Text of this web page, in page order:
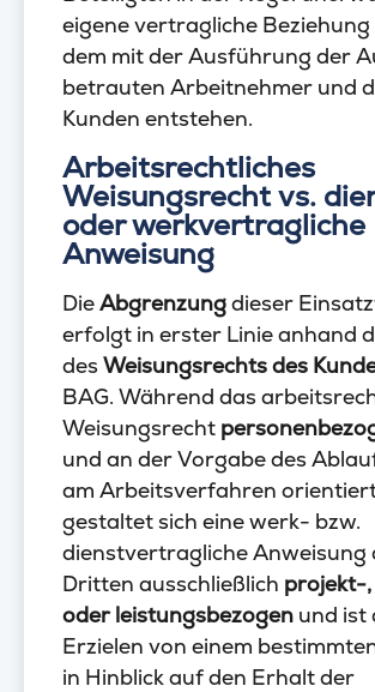
eigene vertragliche Beziehung
dem mit der Ausführung der
betrauten Arbeitnehmer und
Kunden entstehen.
Arbeitsrechtliches
Weisungsrecht vs.
oder werkvertragliche
Anweisung
DieAbgrenzungdieser
erfolgt in erster Linie anhand
desWeisungsrechts des
BAG. Während das
Weisungsrecht
und an der Vorgabe des
am Arbeitsverfahren
gestaltet sich eine werk- bzw.
dienstvertragliche Anweisung
Dritten ausschließlich projekt-
oder leistungsbezogen und ist
Erzielen von einem
in Hinblick auf den Erhalt der